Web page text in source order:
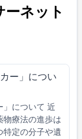
ネット
ー」につい
」について 近
物療法の進歩は
特定の分子や遺